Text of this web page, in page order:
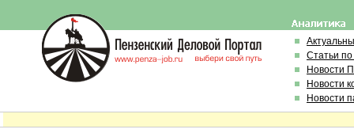
Статьи
Новости
Новости
Новости